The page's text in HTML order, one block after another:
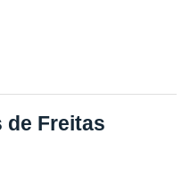
de Freitas